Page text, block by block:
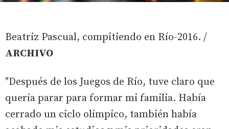
Beatriz Pascual, compitiendo en Río-2016. /
ARCHIVO
"Después de los Juegos de Río, tuve claro que
quería parar para formar mi familia. Había
cerrado un ciclo olímpico, también había